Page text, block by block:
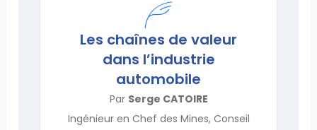
Les chaînes de valeur
dans l’industrie
automobile
Par Serge CATOIRE
Ingénieur en Chef des Mines, Conseil